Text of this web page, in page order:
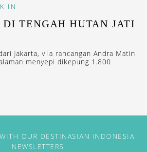
IN
TENGAH HUTAN JATI
Jakarta, vila rancangan Andra Matin
menyepi dikepung 1.800
OUR DESTINASIAN INDONESIA
NEWSLETTERS